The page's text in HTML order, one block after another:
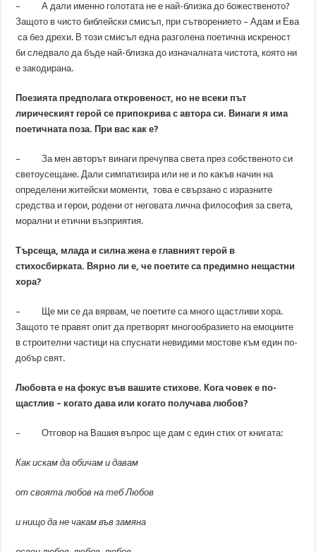
– А дали именно голотата не е най-близка до божественото?
Защото в чисто библейски смисъл, при сътворението – Адам и Ева
са без дрехи. В този смисъл една разголена поетична искреност
би следвало да бъде най-близка до изначалната чистота, която ни
е закодирана.
Поезията предполага откровеност, но не всеки път
лирическият герой се припокрива с автора си. Винаги я има
поетичната поза. При вас как е?
– За мен авторът винаги пречупва света през собственото си
светоусещане. Дали симпатизира или не и по какъв начин на
определени житейски моменти, това е свързано с изразните
средства и герои, родени от неговата лична философия за света,
морални и етични възприятия.
Търсеща, млада и силна жена е главният герой в
стихосбирката. Вярно ли е, че поетите са предимно нещастни
хора?
– Ще ми се да вярвам, че поетите са много щастливи хора.
Защото те правят опит да претворят многообразието на емоциите
в строителни частици на спуснати невидими мостове към един по-
добър свят.
Любовта е на фокус във вашите стихове. Кога човек е по-
щастлив – когато дава или когато получава любов?
– Отговор на Вашия въпрос ще дам с един стих от книгата:
Как искам да обичам и давам
от своята любов на теб Любов
и нищо да не чакам във замяна